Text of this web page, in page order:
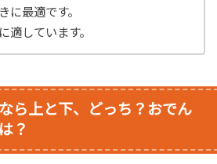
に最適です。
適しています。
ら上と下、どっち？おでん
？